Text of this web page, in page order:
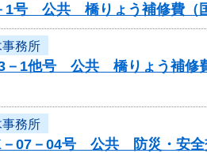
1号 公共 橋りょう補修費（
務所
－1他号 公共 橋りょう補修
務所
－07－04号 公共 防災・安